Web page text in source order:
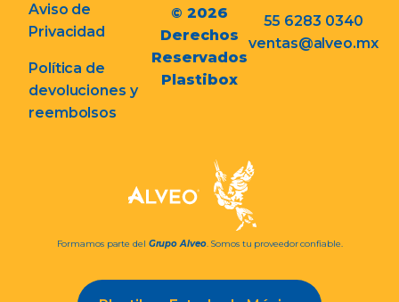
Aviso de
Privacidad
Política de
devoluciones y
reembolsos
© 2026
Derechos
Reservados
Plastibox
55 6283 0340
ventas@alveo.mx
Formamos parte del Grupo Alveo. Somos tu proveedor confiable.